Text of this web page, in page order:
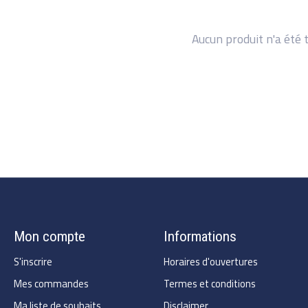
Aucun produit n'a été
Mon compte
S'inscrire
Mes commandes
Informations
Horaires d'ouvertures
Termes et conditions